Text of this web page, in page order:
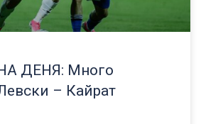
ДЕНЯ: Много
– Кайрат